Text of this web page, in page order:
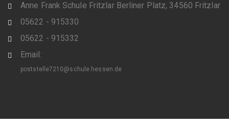
Anne Frank Schule Fritzlar Berliner Platz, 34560 Fritzlar
05622 - 915330
05622 - 915332
Email:
poststelle7210@schule.hessen.de